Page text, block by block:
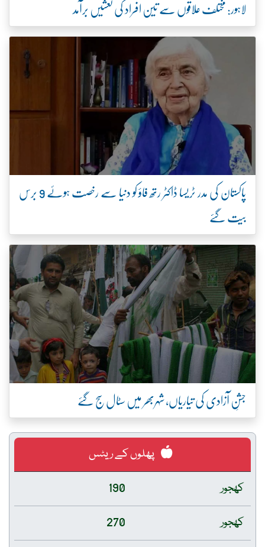
لاہور: مختلف علاقوں سے تین افراد کی نعشیں برآمد
پاکستان کی مدر ٹریسا ڈاکٹر رتھ فاؤ کو دنیا سے رخصت ہوئے 9 برس
بیت گئے
جشنِ آزادی کی تیاریاں، شہربھر میں سٹال سج گئے
پھلوں کے ریٹس
کھجور
190
کھجور
270